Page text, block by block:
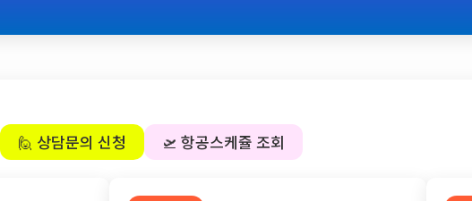
🙋 상담문의 신청 🛫 항공스케쥴 조회